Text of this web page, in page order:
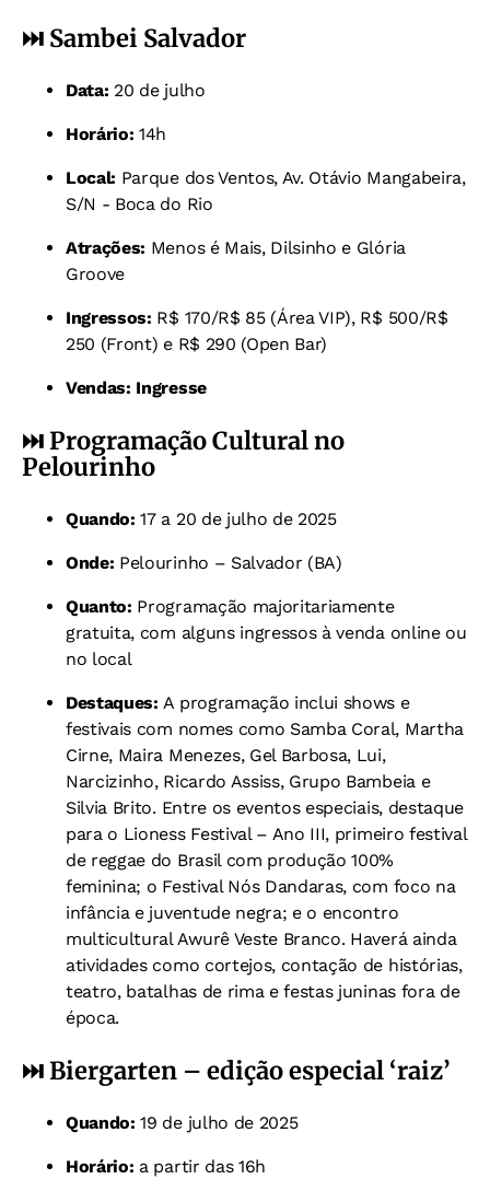
⏭️ Sambei Salvador
Data: 20 de julho
Horário: 14h
Local: Parque dos Ventos, Av. Otávio Mangabeira,
S/N - Boca do Rio
Atrações: Menos é Mais, Dilsinho e Glória
Groove
Ingressos: R$ 170/R$ 85 (Área VIP), R$ 500/R$
250 (Front) e R$ 290 (Open Bar)
Vendas: Ingresse
⏭️Programação Cultural no
Pelourinho
Quando: 17 a 20 de julho de 2025
Onde: Pelourinho – Salvador (BA)
Quanto: Programação majoritariamente
gratuita, com alguns ingressos à venda online ou
no local
Destaques:A programação inclui shows e
festivais com nomes como Samba Coral, Martha
Cirne, Maira Menezes, Gel Barbosa, Lui,
Narcizinho, Ricardo Assiss, Grupo Bambeia e
Silvia Brito. Entre os eventos especiais, destaque
para o Lioness Festival – Ano III, primeiro festival
de reggae do Brasil com produção 100%
feminina; o Festival Nós Dandaras, com foco na
infância e juventude negra; e o encontro
multicultural Awurê Veste Branco. Haverá ainda
atividades como cortejos, contação de histórias,
teatro, batalhas de rima e festas juninas fora de
época.
⏭️Biergarten – edição especial ‘raiz’
Quando: 19 de julho de 2025
Horário: a partir das 16h